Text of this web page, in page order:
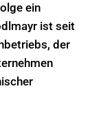
ein
ist seit
der